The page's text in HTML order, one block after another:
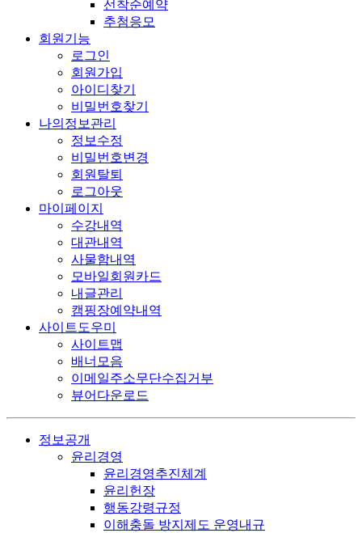
선착순예약
추첨응모
회원기능
로그인
회원가입
아이디찾기
비밀번호찾기
나의정보관리
정보수정
비밀번호변경
회원탈퇴
로그아웃
마이페이지
수강내역
대관내역
사물함내역
모바일회원카드
내글관리
캠핑장예약내역
사이트도우미
사이트맵
배너모음
이메일주소무단수집거부
뷰어다운로드
정보공개
윤리경영
윤리경영추진체계
윤리헌장
행동강령규정
이해충돌 방지제도 운영내규